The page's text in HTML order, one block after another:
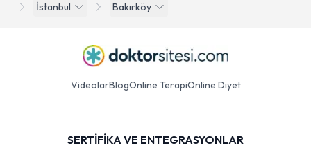
İstanbul
Bakırköy
VideolarBlogOnline TerapiOnline Diyet
SERTİFİKA VE ENTEGRASYONLAR